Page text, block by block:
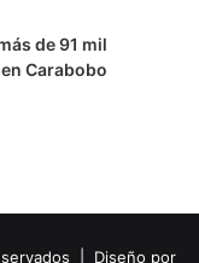
de 91 mil
Carabobo
| Diseño por